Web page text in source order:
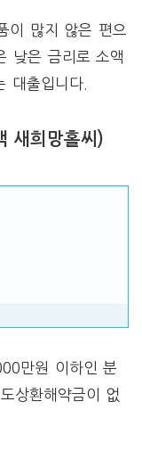
이 많지 않은 편으
낮은 금리로 소액
대출입니다.
새희망홀씨)
만원 이하인 분
상환해약금이 없